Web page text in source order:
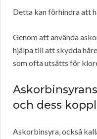
Detta kan förhindra att
Genom att använda
hjälpa till att skydda
som ofta utsätts för
och dess
Askorbinsyra, också